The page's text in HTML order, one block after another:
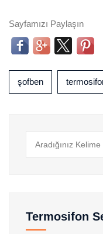
Sayfamızı Paylaşın
şofben
Termosifon